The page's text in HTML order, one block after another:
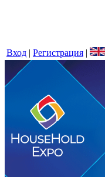
Вход | Регистрация |